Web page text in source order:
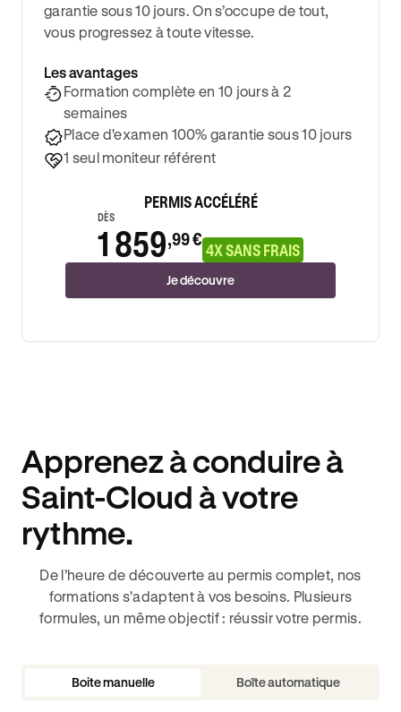
garantie sous 10 jours. On s’occupe de tout,
vous progressez à toute vitesse.
Les avantages
Formation complète en 10 jours à 2
semaines
Place d'examen 100% garantie sous 10 jours
1 seul moniteur référent
PERMIS ACCÉLÉRÉ
DÈS
1 859,99 €
4X SANS FRAIS
Je découvre
Apprenez à conduire à
Saint-Cloud à votre
rythme.
De l’heure de découverte au permis complet, nos
formations s'adaptent à vos besoins. Plusieurs
formules, un même objectif : réussir votre permis.
Boite manuelle Boîte automatique